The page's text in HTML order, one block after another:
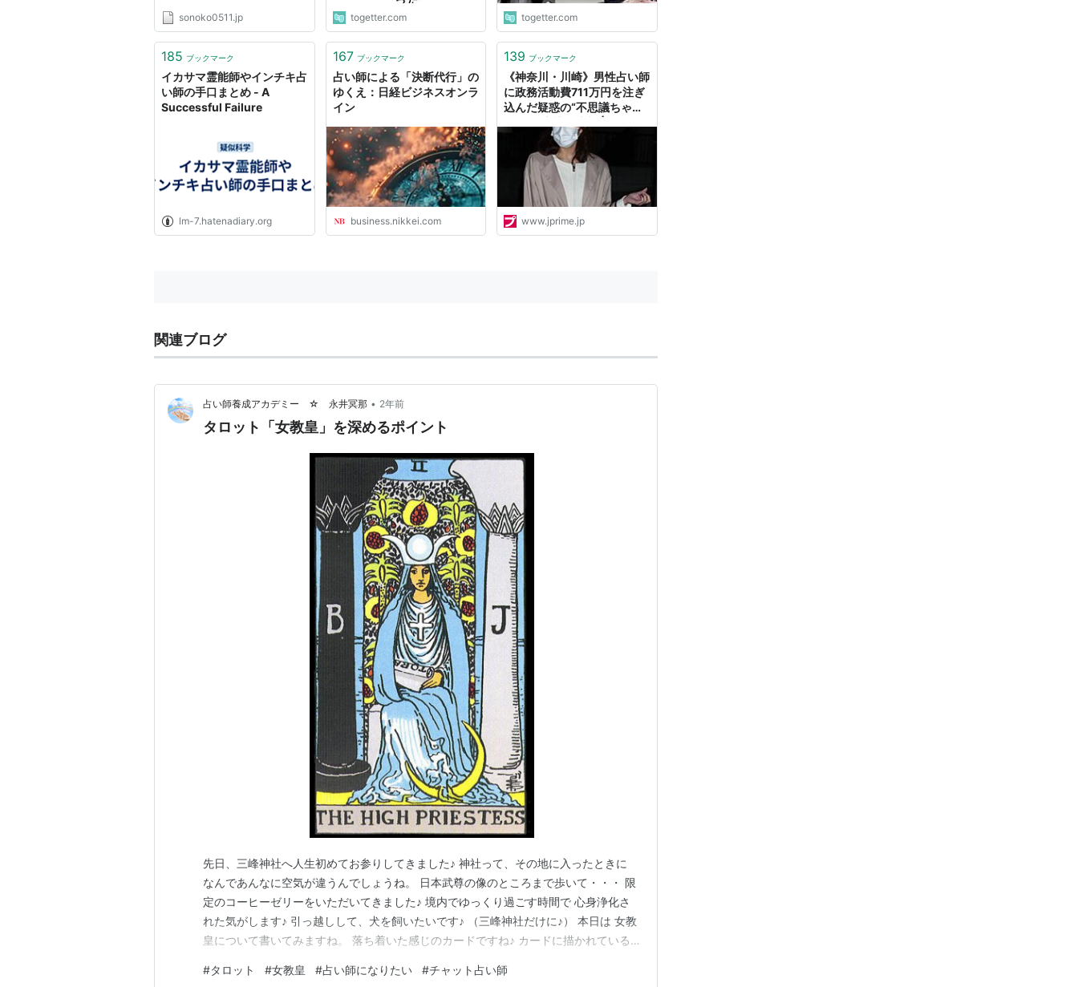
sonoko0511.jp togetter.com togetter.com
185 ブックマーク
イカサマ霊能師やインチキ占
い師の手口まとめ - A
Successful Failure
lm-7.hatenadiary.org
167 ブックマーク
占い師による「決断代行」の
ゆくえ：日経ビジネスオンラ
イン
business.nikkei.com
139 ブックマーク
《神奈川・川崎》男性占い師
に政務活動費711万円を注ぎ
込んだ疑惑の“不思議ちゃ
性PRIME
www.jprime.jp
関連ブログ
占い師養成アカデミー ☆ 永井冥那 • 2年前
タロット「女教皇」を深めるポイント
先日、三峰神社へ人生初めてお参りしてきました♪ 神社って、その地に入ったときに
なんであんなに空気が違うんでしょうね。 日本武尊の像のところまで歩いて・・・ 限
定のコーヒーゼリーをいただいてきました♪ 境内でゆっくり過ごす時間で 心身浄化さ
れた気がします♪ 引っ越しして、犬を飼いたいです♪ （三峰神社だけに♪） 本日は 女教
皇について書いてみますね。 落ち着いた感じのカードですね♪ カードに描かれている
ぐに生きていることを 示しているのかも知れません。 彼女が手にしているTORAは 彼
#タロット #女教皇 #占い師になりたい #チャット占い師